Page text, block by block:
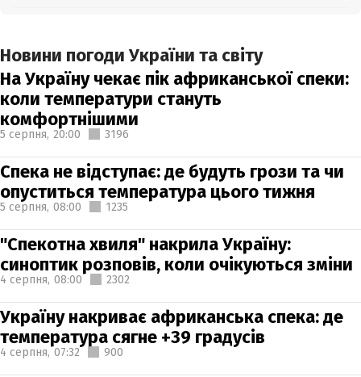
Новини погоди України та світу
На Україну чекає пік африканської спеки:
коли температури стануть
комфортнішими
5 серпня, 20:00 3196
Спека не відступає: де будуть грози та чи
опуститься температура цього тижня
5 серпня, 08:00 1235
"Спекотна хвиля" накрила Україну:
синоптик розповів, коли очікуються зміни
4 серпня, 08:00 2302
Україну накриває африканська спека: де
температура сягне +39 градусів
4 серпня, 07:32 900